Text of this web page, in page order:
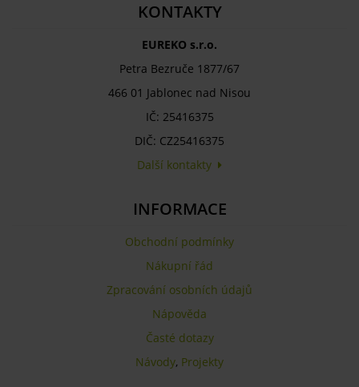
KONTAKTY
EUREKO s.r.o.
Petra Bezruče 1877/67
466 01 Jablonec nad Nisou
IČ: 25416375
DIČ: CZ25416375
Další kontakty
INFORMACE
Obchodní podmínky
Nákupní řád
Zpracování osobních údajů
Nápověda
Časté dotazy
Návody, Projekty